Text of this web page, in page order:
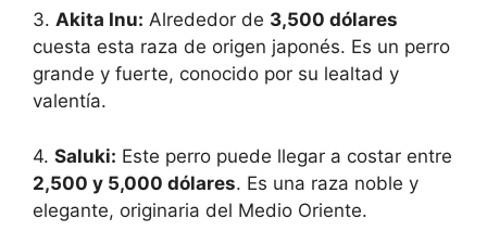
3. Akita Inu: Alrededor de 3,500 dólares
cuesta esta raza de origen japonés. Es un perro
grande y fuerte, conocido por su lealtad y
valentía.
4. Saluki: Este perro puede llegar a costar entre
2,500 y 5,000 dólares. Es una raza noble y
elegante, originaria del Medio Oriente.